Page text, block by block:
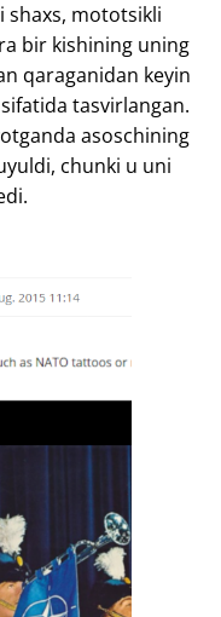
shaxs, mototsikli
bir kishining uning
qaraganidan keyin
tasvirlangan.
asoschining
chunki u uni